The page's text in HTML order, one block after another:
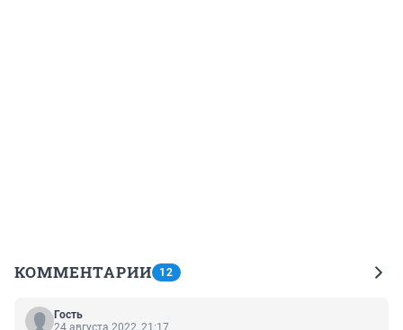
КОММЕНТАРИИ 12
Гость
24 августа 2022, 21:17